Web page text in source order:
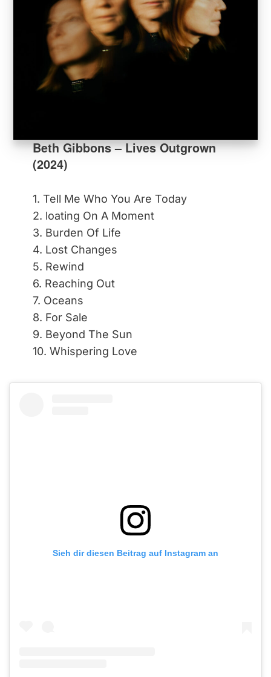
Beth Gibbons – Lives Outgrown
(2024)
1. Tell Me Who You Are Today
2. loating On A Moment
3. Burden Of Life
4. Lost Changes
5. Rewind
6. Reaching Out
7. Oceans
8. For Sale
9. Beyond The Sun
10. Whispering Love
Sieh dir diesen Beitrag auf Instagram an